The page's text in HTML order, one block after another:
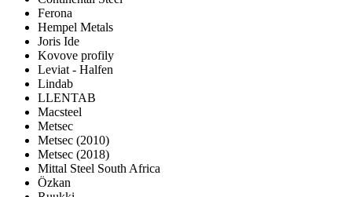
Ferona
Hempel Metals
Joris Ide
Kovove profily
Leviat - Halfen
Lindab
LLENTAB
Macsteel
Metsec
Metsec (2010)
Metsec (2018)
Mittal Steel South Africa
Özkan